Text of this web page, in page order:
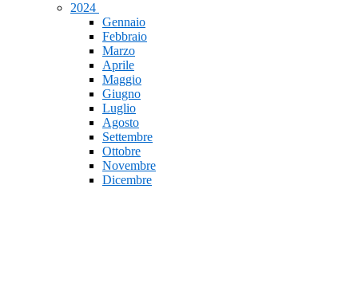
2024
Gennaio
Febbraio
Marzo
Aprile
Maggio
Giugno
Luglio
Agosto
Settembre
Ottobre
Novembre
Dicembre